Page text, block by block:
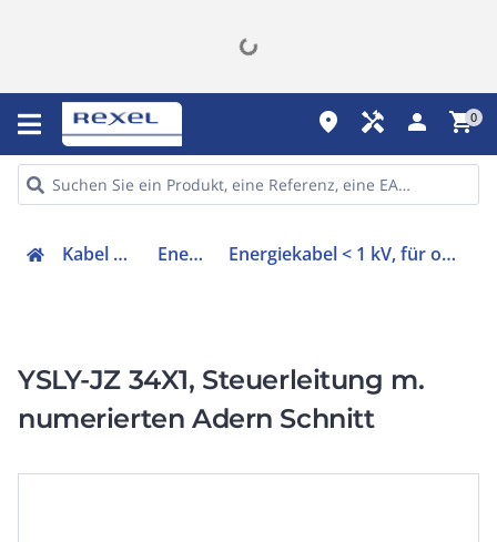
place handyman person shopping_cart0
Kabel & Leitungen Energiekabel Energiekabel < 1 kV, für ortsveränderlichen Einsatz
YSLY-JZ 34X1, Steuerleitung m.
numerierten Adern Schnitt